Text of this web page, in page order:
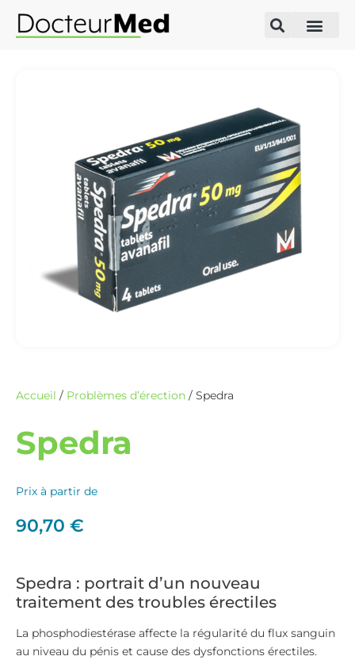
Accueil / Problèmes d’érection / Spedra
Spedra
Prix à partir de
90,70 €
Spedra : portrait d’un nouveau
traitement des troubles érectiles
La phosphodiestérase affecte la régularité du flux sanguin
au niveau du pénis et cause des dysfonctions érectiles.